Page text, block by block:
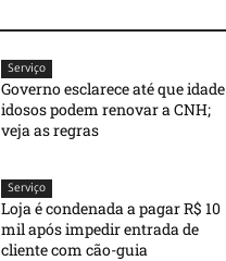
Serviço
Governo esclarece até que idade
idosos podem renovar a CNH;
veja as regras
Serviço
Loja é condenada a pagar R$ 10
mil após impedir entrada de
cliente com cão-guia